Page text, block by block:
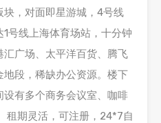
，对面即星游城，4号线
号线上海体育场站，十分钟
广场、太平洋百货、腾飞
段，稀缺办公资源。楼下
有多个商务会议室、咖啡
租期灵活，可注册，24*7自